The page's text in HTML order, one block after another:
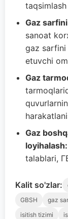
Gaz
sanoat
gaz sarfini
etuvchi
Gaz
Gaz
loyihalash:
talablari,
Kalit so'zlar:
GBSH
gaz
isitish tizimi